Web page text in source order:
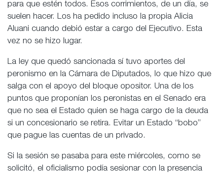
para que estén todos. Esos corrimientos, de un día, se
suelen hacer. Los ha pedido incluso la propia Alicia
Aluani cuando debió estar a cargo del Ejecutivo. Esta
vez no se hizo lugar.
La ley que quedó sancionada sí tuvo aportes del
peronismo en la Cámara de Diputados, lo que hizo que
salga con el apoyo del bloque opositor. Una de los
puntos que proponían los peronistas en el Senado era
que no sea el Estado quien se haga cargo de la deuda
si un concesionario se retira. Evitar un Estado “bobo”
que pague las cuentas de un privado.
Si la sesión se pasaba para este miércoles, como se
solicitó, el oficialismo podía sesionar con la presencia